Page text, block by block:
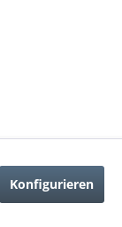
Konfigurieren